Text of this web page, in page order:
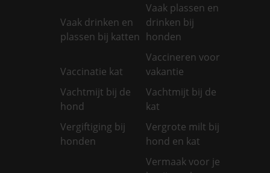
Vaak drinken en
plassen bij katten
Vaak plassen en
drinken bij
honden
Vaccinatie kat
Vaccineren voor
vakantie
Vachtmijt bij de
hond
Vachtmijt bij de
kat
Vergiftiging bij
honden
Vergrote milt bij
hond en kat
Vermaak voor je